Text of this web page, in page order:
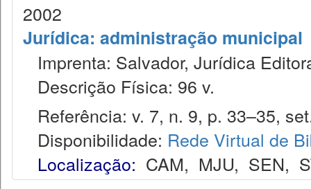
2002
Jurídica: administração municipal
Imprenta: Salvador, Jurídica
Descrição Física: 96 v.
Referência: v. 7, n. 9, p. 33–35,
Disponibilidade: Rede Virtual de
Localização: CAM, MJU, SEN,